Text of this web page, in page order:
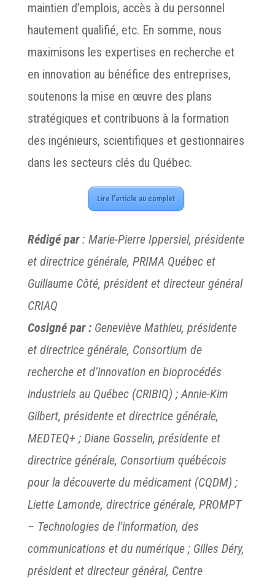
maintien d’emplois, accès à du personnel
hautement qualifié, etc. En somme, nous
maximisons les expertises en recherche et
en innovation au bénéfice des entreprises,
soutenons la mise en œuvre des plans
stratégiques et contribuons à la formation
des ingénieurs, scientifiques et gestionnaires
dans les secteurs clés du Québec.
Lire l’article au complet
Rédigé par: Marie-Pierre Ippersiel, présidente
et directrice générale, PRIMA Québec et
Guillaume Côté, président et directeur général
CRIAQ
Cosigné par :Geneviève Mathieu, présidente
et directrice générale, Consortium de
recherche et d’innovation en bioprocédés
industriels au Québec (CRIBIQ) ; Annie-Kim
Gilbert, présidente et directrice générale,
MEDTEQ+ ; Diane Gosselin, présidente et
directrice générale, Consortium québécois
pour la découverte du médicament (CQDM) ;
Liette Lamonde, directrice générale, PROMPT
– Technologies de l’information, des
communications et du numérique ; Gilles Déry,
président et directeur général, Centre